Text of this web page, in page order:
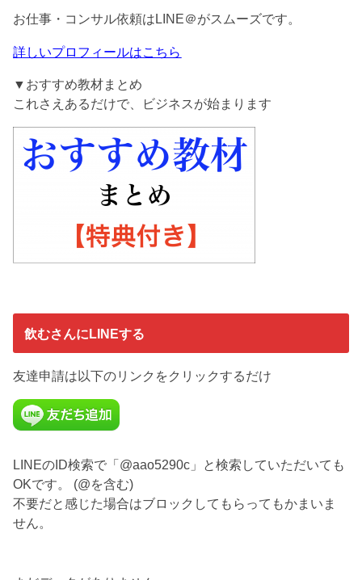
お仕事・コンサル依頼はLINE＠がスムーズです。
詳しいプロフィールはこちら
▼おすすめ教材まとめ
これさえあるだけで、ビジネスが始まります
飲むさんにLINEする
友達申請は以下のリンクをクリックするだけ
LINEのID検索で「@aao5290c」と検索していただいても
OKです。 (@を含む)
不要だと感じた場合はブロックしてもらってもかまいま
せん。